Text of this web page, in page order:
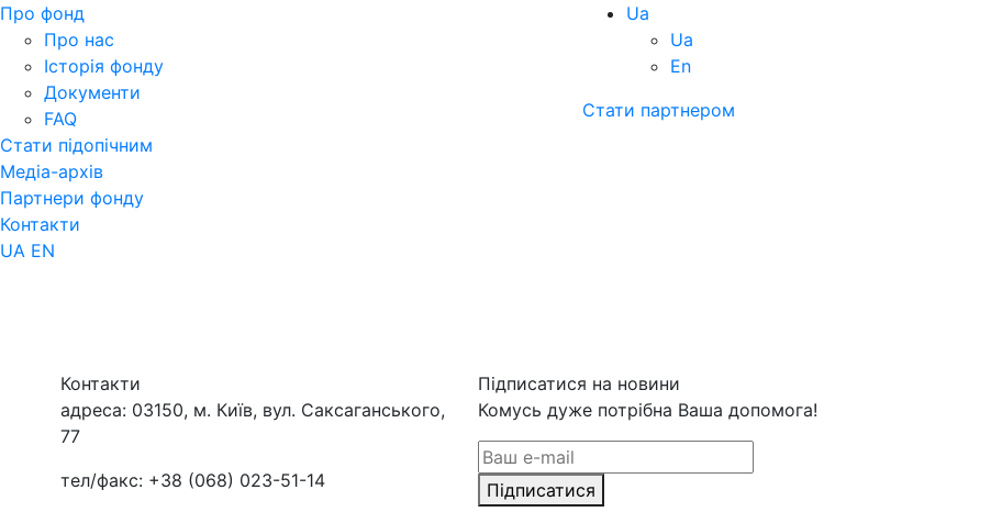
Про фонд
Про нас
Історія фонду
Документи
FAQ
Стати підопічним
Медіа-архів
Партнери фонду
Контакти
UA EN
Ua
Ua
En
Стати партнером
Контакти
адреса: 03150, м. Київ, вул. Саксаганського,
77
тел/факс: +38 (068) 023-51-14
Підписатися на новини
Комусь дуже потрібна Ваша допомога!
Підписатися